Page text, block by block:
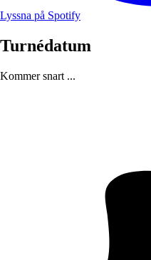
Lyssna på Spotify
Turnédatum
Kommer snart ...